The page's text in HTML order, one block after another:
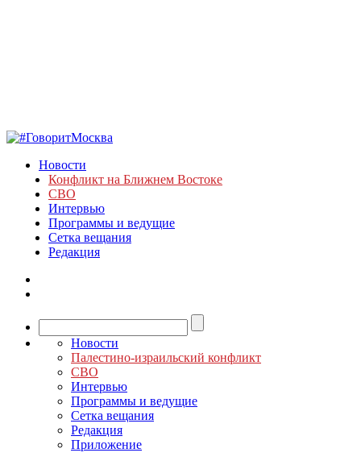
Новости
Конфликт на Ближнем Востоке
СВО
Интервью
Программы и ведущие
Сетка вещания
Редакция
Новости
Палестино-израильский конфликт
СВО
Интервью
Программы и ведущие
Сетка вещания
Редакция
Приложение